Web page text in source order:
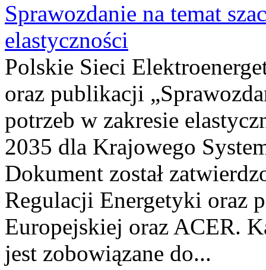
Sprawozdanie na temat
elastyczności
Polskie Sieci
oraz publikacji
potrzeb w zakresie
2035 dla Krajowego
Dokument został
Regulacji Energetyki oraz
Europejskiej oraz ACER.
jest zobowiązane do...